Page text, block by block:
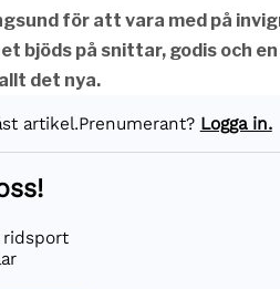
för att vara med på
bjöds på snittar, godis och
det nya.